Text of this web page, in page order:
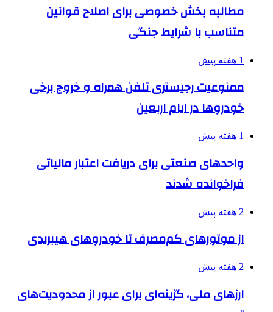
مطالبه بخش خصوصی برای اصلاح قوانین
متناسب با شرایط جنگی
1 هفته پیش
ممنوعیت رجیستری تلفن همراه و خروج برخی
خودروها در ایام اربعین
1 هفته پیش
واحدهای صنعتی برای دریافت اعتبار مالیاتی
فراخوانده شدند
2 هفته پیش
از موتورهای کم‌مصرف تا خودروهای هیبریدی
2 هفته پیش
ارزهای ملی، گزینه‌ای برای عبور از محدودیت‌های